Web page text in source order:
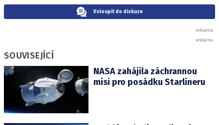
Vstoupit do diskuze
SOUVISEJÍCÍ
NASA zahájila záchrannou
misi pro posádku Starlineru